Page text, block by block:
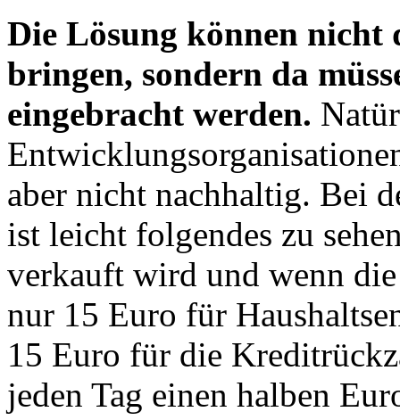
Die Lösung können nicht
bringen, sondern da
eingebracht werden.
aber nicht nachhaltig. Bei
ist leicht folgendes zu
verkauft wird und wenn
nur 15 Euro für
15 Euro für die
jeden Tag einen halben